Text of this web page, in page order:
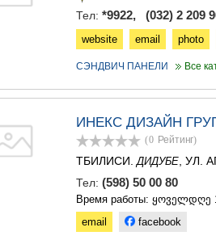
Тел: *9922, (032) 2 209
website email photo
СЭНДВИЧ ПАНЕЛИ Все
ИНЕКС ДИЗАЙН
(0 Рейтинг)
ТБИЛИСИ. ДИДУБЕ , УЛ.
Тел: (598) 50 00 80
Время работы: ყოველდღე
email
facebook